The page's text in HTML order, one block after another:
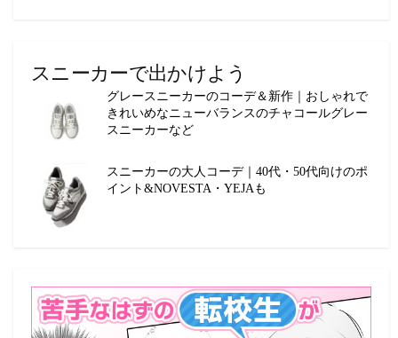
スニーカーで出かけよう
グレースニーカーのコーデ＆新作｜おしゃれで
きれいめなニューバランスのチャコールグレー
スニーカーなど
スニーカーの大人コーデ｜40代・50代向けのポ
イント&NOVESTA・YEJAも